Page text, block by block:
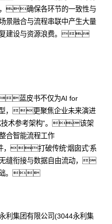
，确保各环节的一致性与
融合与流程串联中产生大量
建设与资源浪费。
蓝皮书不仅为AI for
型，更聚焦企业未来演进
技术参考架构”。该架
智能流程工作
打破传统‘烟囱式’系
衔接与数据自由流动，
础。
集团有限公司(3044永利集